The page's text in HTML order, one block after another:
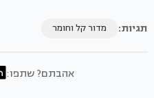
תגיות: מדור קל וחומר
אהבתם? שתפו: